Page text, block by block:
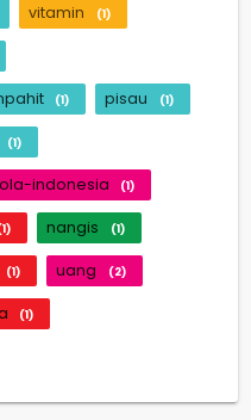
vitamin (1)
(1) pisau (1)
(1)
indonesia (1)
nangis (1)
(1) uang (2)
(1)